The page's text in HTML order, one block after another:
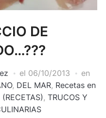
DE
el 06/10/2013
en
, DEL MAR, Recetas en
, TRUCOS Y